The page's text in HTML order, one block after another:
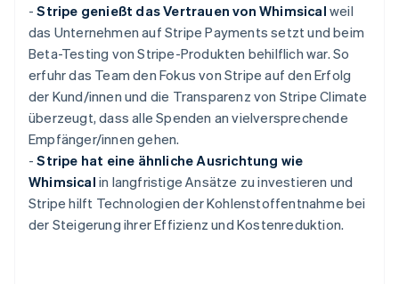
-Stripe genießt das Vertrauen von Whimsical weil
das Unternehmen auf Stripe Payments setzt und beim
Beta-Testing von Stripe-Produkten behilflich war. So
erfuhr das Team den Fokus von Stripe auf den Erfolg
der Kund/innen und die Transparenz von Stripe Climate
überzeugt, dass alle Spenden an vielversprechende
Empfänger/innen gehen.
-Stripe hat eine ähnliche Ausrichtung wie
Whimsical in langfristige Ansätze zu investieren und
Stripe hilft Technologien der Kohlenstoffentnahme bei
der Steigerung ihrer Effizienz und Kostenreduktion.